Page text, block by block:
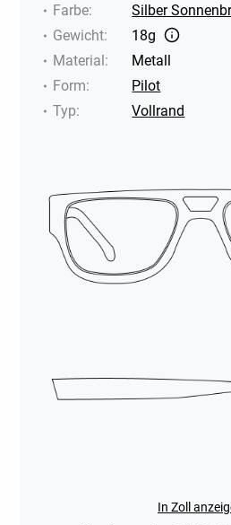
Farbe:
Silber
Gewicht:
18g
Material:
Metall
Form:
Pilot
Typ: Vollrand
In Zoll